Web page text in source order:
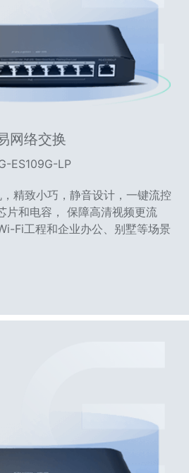
网络交换
ES109G-LP
精致小巧，静音设计，一键流控
片和电容， 保障高清视频更流
Fi工程和企业办公、别墅等场景